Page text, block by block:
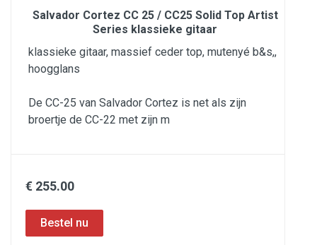
Salvador Cortez CC 25 / CC25 Solid Top Artist
Series klassieke gitaar
klassieke gitaar, massief ceder top, mutenyé b&s,,
hoogglans
De CC-25 van Salvador Cortez is net als zijn
broertje de CC-22 met zijn m
€ 255.00